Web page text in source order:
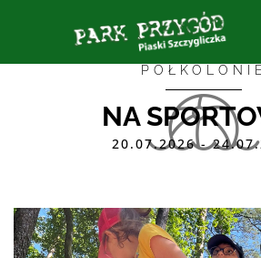
PÓŁKOLONIE
NA
20.07.2026 -